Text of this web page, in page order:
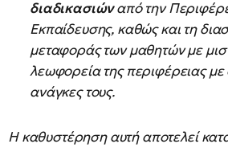
διαδικασιώναπό την
Εκπαίδευσης, καθώς και τη
μεταφοράς των μαθητών με
λεωφορεία της περιφέρειας
ανάγκες τους.
Η καθυστέρηση αυτή αποτελεί